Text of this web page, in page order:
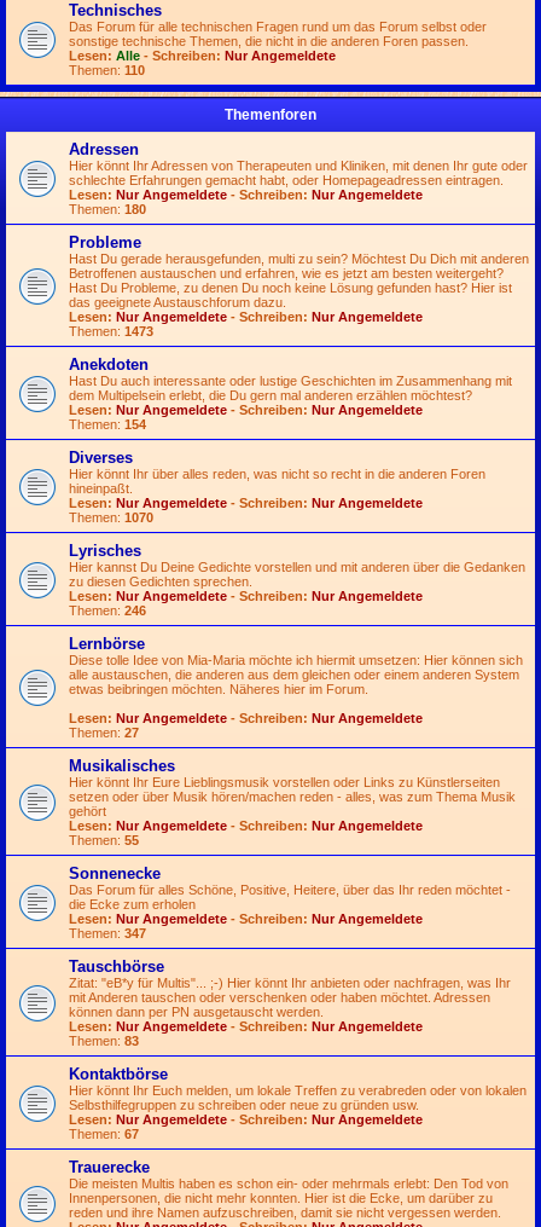
Technisches
Das Forum für alle technischen Fragen rund um das Forum selbst oder
sonstige technische Themen, die nicht in die anderen Foren passen.
Lesen: Alle - Schreiben: Nur Angemeldete
Themen: 110
Themenforen
Adressen
Hier könnt Ihr Adressen von Therapeuten und Kliniken, mit denen Ihr gute oder
schlechte Erfahrungen gemacht habt, oder Homepageadressen eintragen.
Lesen: Nur Angemeldete - Schreiben: Nur Angemeldete
Themen: 180
Probleme
Hast Du gerade herausgefunden, multi zu sein? Möchtest Du Dich mit anderen
Betroffenen austauschen und erfahren, wie es jetzt am besten weitergeht?
Hast Du Probleme, zu denen Du noch keine Lösung gefunden hast? Hier ist
das geeignete Austauschforum dazu.
Lesen: Nur Angemeldete - Schreiben: Nur Angemeldete
Themen: 1473
Anekdoten
Hast Du auch interessante oder lustige Geschichten im Zusammenhang mit
dem Multipelsein erlebt, die Du gern mal anderen erzählen möchtest?
Lesen: Nur Angemeldete - Schreiben: Nur Angemeldete
Themen: 154
Diverses
Hier könnt Ihr über alles reden, was nicht so recht in die anderen Foren
hineinpaßt.
Lesen: Nur Angemeldete - Schreiben: Nur Angemeldete
Themen: 1070
Lyrisches
Hier kannst Du Deine Gedichte vorstellen und mit anderen über die Gedanken
zu diesen Gedichten sprechen.
Lesen: Nur Angemeldete - Schreiben: Nur Angemeldete
Themen: 246
Lernbörse
Diese tolle Idee von Mia-Maria möchte ich hiermit umsetzen: Hier können sich
alle austauschen, die anderen aus dem gleichen oder einem anderen System
etwas beibringen möchten. Näheres hier im Forum.
Lesen: Nur Angemeldete - Schreiben: Nur Angemeldete
Themen: 27
Musikalisches
Hier könnt Ihr Eure Lieblingsmusik vorstellen oder Links zu Künstlerseiten
setzen oder über Musik hören/machen reden - alles, was zum Thema Musik
gehört
Lesen: Nur Angemeldete - Schreiben: Nur Angemeldete
Themen: 55
Sonnenecke
Das Forum für alles Schöne, Positive, Heitere, über das Ihr reden möchtet -
die Ecke zum erholen
Lesen: Nur Angemeldete - Schreiben: Nur Angemeldete
Themen: 347
Tauschbörse
Zitat: "eB*y für Multis"... ;-) Hier könnt Ihr anbieten oder nachfragen, was Ihr
mit Anderen tauschen oder verschenken oder haben möchtet. Adressen
können dann per PN ausgetauscht werden.
Lesen: Nur Angemeldete - Schreiben: Nur Angemeldete
Themen: 83
Kontaktbörse
Hier könnt Ihr Euch melden, um lokale Treffen zu verabreden oder von lokalen
Selbsthilfegruppen zu schreiben oder neue zu gründen usw.
Lesen: Nur Angemeldete - Schreiben: Nur Angemeldete
Themen: 67
Trauerecke
Die meisten Multis haben es schon ein- oder mehrmals erlebt: Den Tod von
Innenpersonen, die nicht mehr konnten. Hier ist die Ecke, um darüber zu
reden und ihre Namen aufzuschreiben, damit sie nicht vergessen werden.